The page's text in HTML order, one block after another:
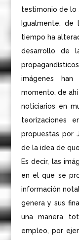
testimonio de lo
Igualmente,
tiempo ha
desarrollo de
imágenes
momento, de
noticiarios en
teorizaciones
propuestas por
de la idea de que
Es decir, las
en el que se
información
genera y sus
una manera
empleo, por